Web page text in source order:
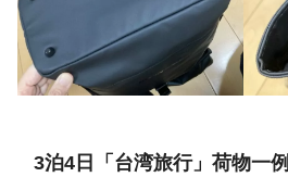
3泊4日「台湾旅行」荷物一例